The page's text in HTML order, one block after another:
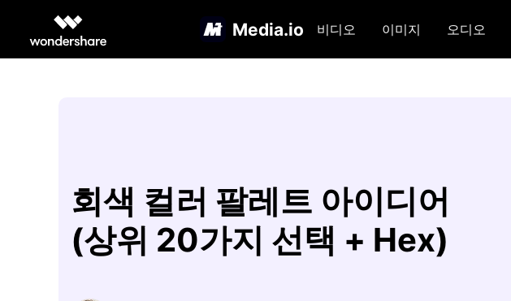
Media.io 비디오 이미지 오디오
회색 컬러 팔레트 아이디어
(상위 20가지 선택 + Hex)